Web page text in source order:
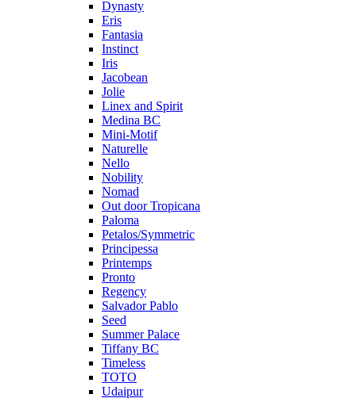
Dynasty
Eris
Fantasia
Instinct
Iris
Jacobean
Jolie
Linex and Spirit
Medina BC
Mini-Motif
Naturelle
Nello
Nobility
Nomad
Out door Tropicana
Paloma
Petalos/Symmetric
Principessa
Printemps
Pronto
Regency
Salvador Pablo
Seed
Summer Palace
Tiffany BC
Timeless
TOTO
Udaipur